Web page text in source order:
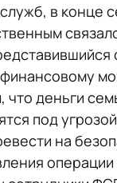
в конце
что деньги
под
на